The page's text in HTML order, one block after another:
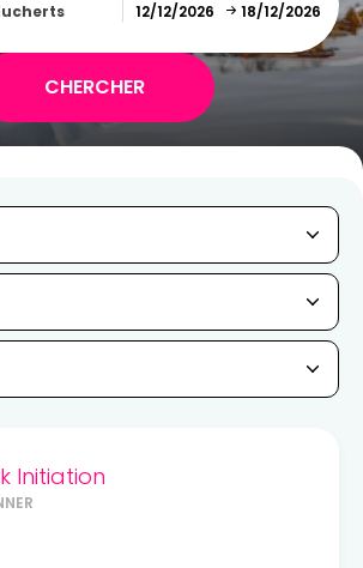
15 16 17 18 19
22 23 24 25 26
Initiation